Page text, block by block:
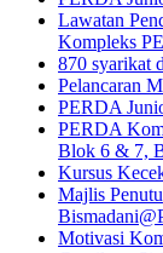
Lawatan
Kompleks
870 syarikat
Pelancaran
PERDA
PERDA
Blok 6 & 7,
Kursus
Majlis
Motivasi